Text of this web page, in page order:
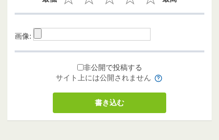
画像:
非公開で投稿する
サイト上には公開されません